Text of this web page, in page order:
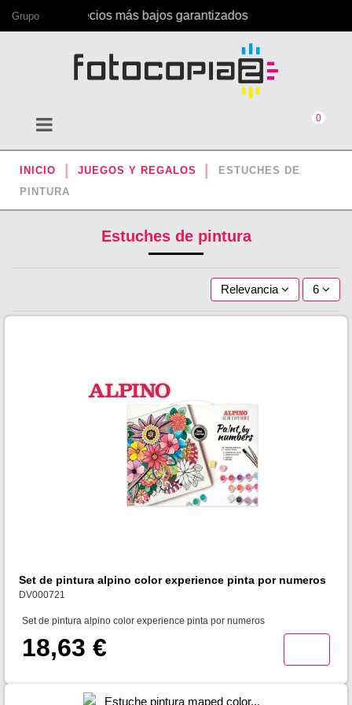
Grupocon los precios más bajos garantizados
0
INICIO JUEGOS Y REGALOS
ESTUCHES DE
PINTURA
Estuches de pintura
Relevancia 6
Set de pintura alpino color experience pinta por numeros
DV000721
Set de pintura alpino color experience pinta por numeros
18,63 €